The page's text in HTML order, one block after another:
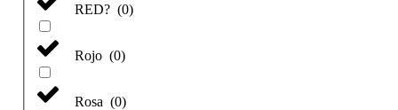
RED? (0)
Rojo (0)
Rosa (0)